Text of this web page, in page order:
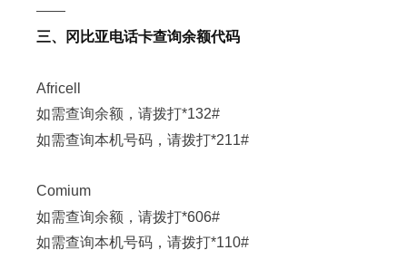
——
三、冈比亚电话卡查询余额代码
Africell
如需查询余额，请拨打*132#
如需查询本机号码，请拨打*211#
Comium
如需查询余额，请拨打*606#
如需查询本机号码，请拨打*110#